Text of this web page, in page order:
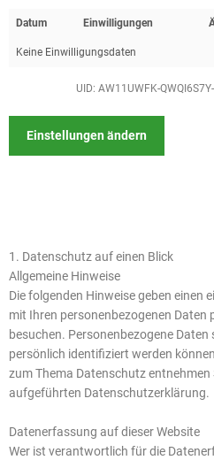
Datum Einwilligungen
Keine Einwilligungsdaten
UID: AW11UWFK-
Einstellungen ändern
1. Datenschutz auf einen Blick
Allgemeine Hinweise
Die folgenden Hinweise geben einen
mit Ihren personenbezogenen Daten
besuchen. Personenbezogene Daten
persönlich identifiziert werden
zum Thema Datenschutz entnehmen
aufgeführten Datenschutzerklärung.
Datenerfassung auf dieser Website
Wer ist verantwortlich für die